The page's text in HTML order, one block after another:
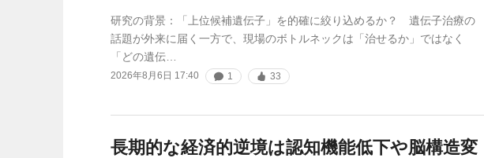
研究の背景：「上位候補遺伝子」を的確に絞り込めるか？ 遺伝子治療の
話題が外来に届く一方で、現場のボトルネックは「治せるか」ではなく
「どの遺伝…
2026年8月6日 17:40 1 33
長期的な経済的逆境は認知機能低下や脳構造変